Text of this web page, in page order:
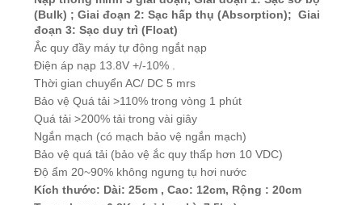
(Bulk) ; Giai đoạn 2: Sạc hấp thụ (Absorption); Giai
đoạn 3: Sạc duy trì (Float)
Ắc quy đầy máy tự động ngắt nạp
Điện áp nạp 13.8V +/-10% .
Thời gian chuyển AC/ DC 5 mrs
Bảo vệ Quá tải >110% trong vòng 1 phút
Quá tải >200% tải trong vài giây
Ngắn mạch (có mạch bảo vệ ngắn mạch)
Bảo vệ quá tải (bảo vệ ắc quy
thấp hơn 10 VDC)
Độ ẩm 20~90% không ngưng tụ hơi nước
Kích thước: Dài: 25cm , Cao: 12cm, Rộng : 20cm